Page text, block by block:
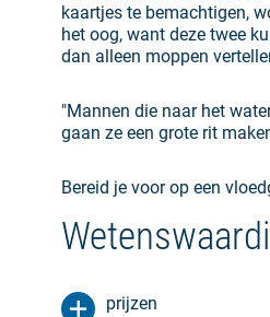
kaartjes te bemachtigen,
het oog, want deze twee
dan alleen moppen
"Mannen die naar het
gaan ze een grote rit
Bereid je voor op een
prijzen